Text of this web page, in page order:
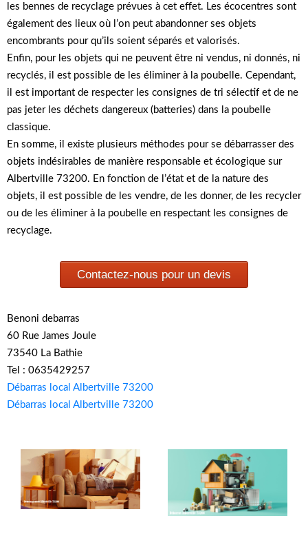
les bennes de recyclage prévues à cet effet. Les écocentres sont
également des lieux où l’on peut abandonner ses objets
encombrants pour qu’ils soient séparés et valorisés.
Enfin, pour les objets qui ne peuvent être ni vendus, ni donnés, ni
recyclés, il est possible de les éliminer à la poubelle. Cependant,
il est important de respecter les consignes de tri sélectif et de ne
pas jeter les déchets dangereux (batteries) dans la poubelle
classique.
En somme, il existe plusieurs méthodes pour se débarrasser des
objets indésirables de manière responsable et écologique sur
Albertville 73200. En fonction de l’état et de la nature des
objets, il est possible de les vendre, de les donner, de les recycler
ou de les éliminer à la poubelle en respectant les consignes de
recyclage.
Contactez-nous pour un devis
Benoni debarras
60 Rue James Joule
73540 La Bathie
Tel : 0635429257
Débarras local Albertville 73200
Débarras local Albertville 73200